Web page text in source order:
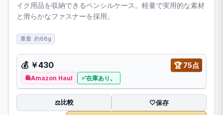
イク用品を収納できるペンシルケース。軽量で実用的な素材
と滑らかなファスナーを採用。
重量: 約68g
💰 ￥430 🏆75点
Amazon Haul 在庫あり。
⚖️比較 🤍保存